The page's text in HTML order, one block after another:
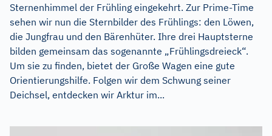
Sternenhimmel der Frühling eingekehrt. Zur Prime-Time
sehen wir nun die Sternbilder des Frühlings: den Löwen,
die Jungfrau und den Bärenhüter. Ihre drei Hauptsterne
bilden gemeinsam das sogenannte „Frühlingsdreieck“.
Um sie zu finden, bietet der Große Wagen eine gute
Orientierungshilfe. Folgen wir dem Schwung seiner
Deichsel, entdecken wir Arktur im...